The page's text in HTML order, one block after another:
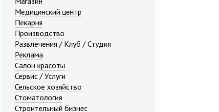
Медицинский центр
Пекарня
Производство
Развлечения / Клуб / Студия
Реклама
Салон красоты
Сервис / Услуги
Сельское хозяйство
Стоматология
Строительный бизнес